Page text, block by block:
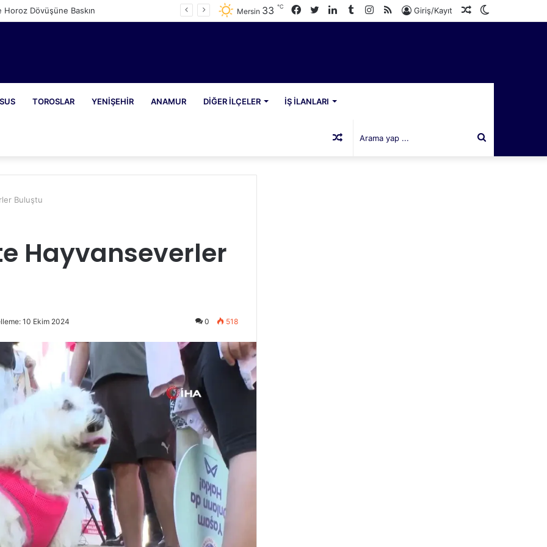
Horoz Dövüşüne Baskın
Rastgele
Giriş/Kayıt
RSS
Instagram
Tumblr
LinkedIn
Twitter
Facebook
Mersin 33 ℃
TOROSLAR YENIŞEHIR ANAMUR DIĞER İLÇELER İŞ İLANLARI
Arama
Rastgele
Buluştu
Hayvanseverler
10 Ekim 2024 0 518